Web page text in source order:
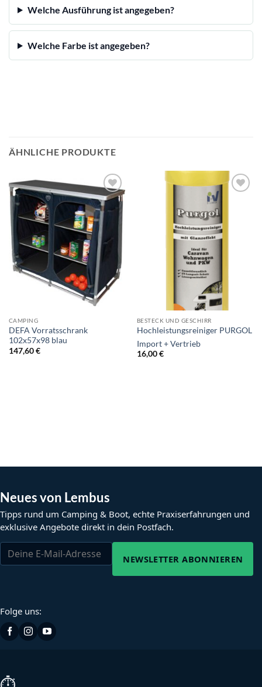
Welche Ausführung ist angegeben?
Welche Farbe ist angegeben?
ÄHNLICHE PRODUKTE
CAMPING
DEFA Vorratsschrank
102x57x98 blau
147,60€
BESTECK UND GESCHIRR
Hochleistungsreiniger PURGOL
Import + Vertrieb
16,00€
Neues von Lembus
Tipps rund um Camping & Boot, echte Praxiserfahrungen und
exklusive Angebote direkt in dein Postfach.
NEWSLETTER ABONNIEREN
Folge uns: